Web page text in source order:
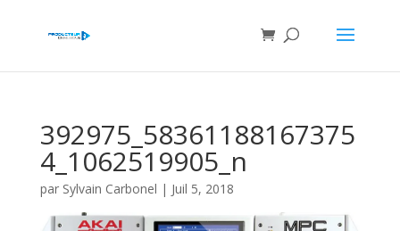
392975_58361188167375
4_1062519905_n
par Sylvain Carbonel | Juil 5, 2018